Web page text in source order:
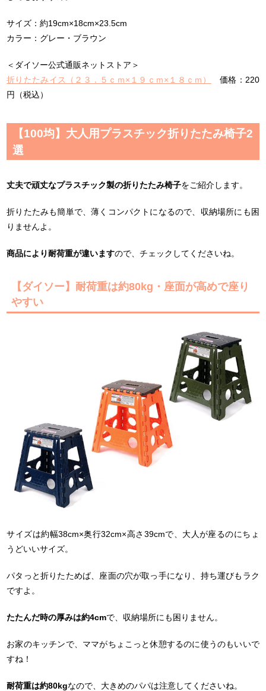
サイズ：約19cm×18cm×23.5cm
カラー：グレー・ブラウン
＜ダイソー公式通販ネットストア＞
折りたたみイス（２３．５ｃｍ×１９ｃｍ×１８ｃｍ）
価格：220
円（税込）
【100均】大人用プラスチック折りたたみ椅子2
選
丈夫で頑丈なプラスチック製の折りたたみ椅子をご紹介します。
折りたたみも簡単で、薄くコンパクトになるので、収納場所にも困
りませんよ。
商品により耐荷重が違いますので、チェックしてくださいね。
【ダイソー】耐荷重は約80kg・座面が高めで座り
やすい
サイズは約幅38cm×奥行32cm×高さ39cmで、大人が座るのにちょ
うどいいサイズ。
パタっと折りたためば、座面の穴が取っ手になり、持ち運びもラク
ですよ。
たたんだ時の厚みは約4cmで、収納場所にも困りません。
お家のキッチンで、ママがちょこっと休憩するのに使うのもいいで
すね！
耐荷重は約80kgなので、大きめのパパは注意してくださいね。